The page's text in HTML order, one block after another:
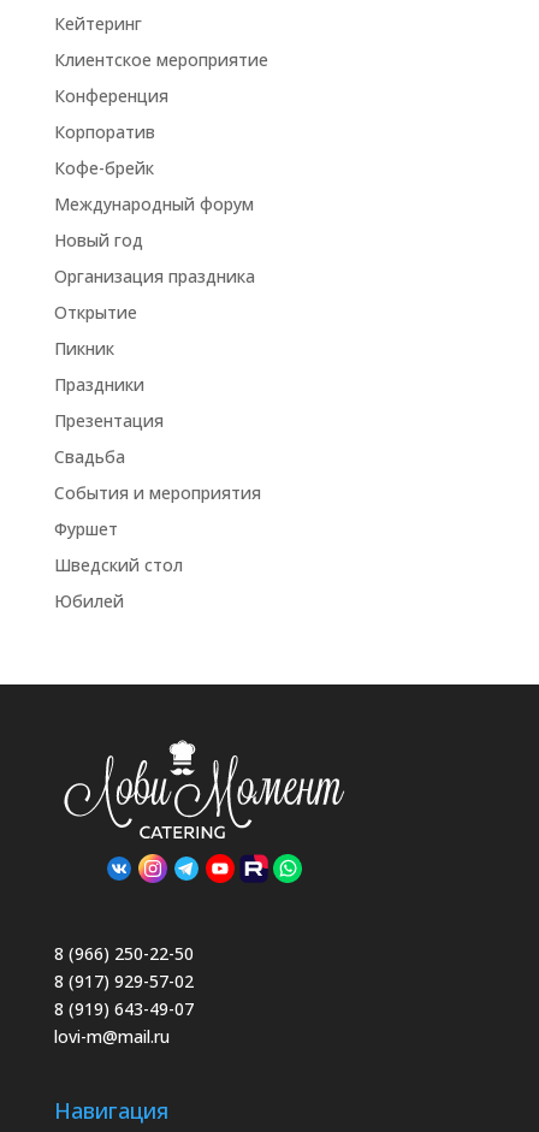
Кейтеринг
Клиентское мероприятие
Конференция
Корпоратив
Кофе-брейк
Международный форум
Новый год
Организация праздника
Открытие
Пикник
Праздники
Презентация
Свадьба
События и мероприятия
Фуршет
Шведский стол
Юбилей
8 (966) 250-22-50
8 (917) 929-57-02
8 (919) 643-49-07
lovi-m@mail.ru
Навигация